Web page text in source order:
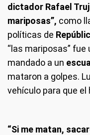
dictador Rafael
mariposas”, como
políticas de
“las mariposas” fue
mandado a un
mataron a golpes.
vehículo para que
“Si me matan,